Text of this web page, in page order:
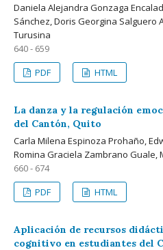
Daniela Alejandra Gonzaga
Sánchez, Doris Georgina Salguero
Turusina
640 - 659
PDF
HTML
La danza y la regulación
del Cantón, Quito
Carla Milena Espinoza Prohaño,
Romina Graciela Zambrano Guale,
660 - 674
PDF
HTML
Aplicación de recursos
cognitivo en estudiantes del